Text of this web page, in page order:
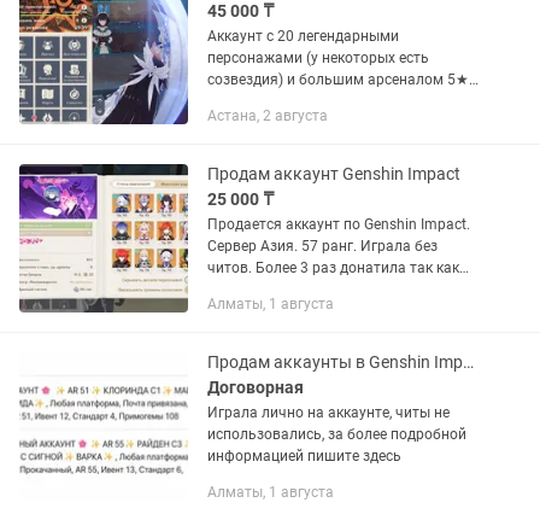
45 000 ₸
Аккаунт с 20 легендарными
персонажами (у некоторых есть
созвездия) и большим арсеналом 5★
персонажей 🔹 5★ оружие 🔹 40+
до 80–90 🔹...
Астана, 2 августа
Продам аккаунт Genshin Impact
25 000 ₸
Продается аккаунт по Genshin Impact.
Сервер Азия. 57 ранг. Играла без
читов. Более 3 раз донатила так как
не зачищены полностью и можно
Алматы, 1 августа
Продам аккаунты в Genshin Impact
Договорная
Играла лично на аккаунте, читы не
использовались, за более подробной
информацией пишите здесь
Алматы, 1 августа